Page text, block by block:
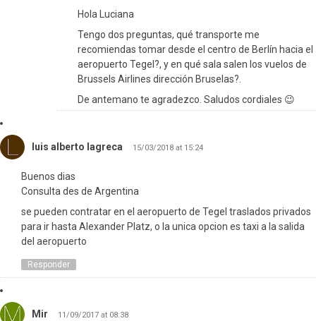
Hola Luciana
Tengo dos preguntas, qué transporte me
recomiendas tomar desde el centro de Berlín hacia el
aeropuerto Tegel?, y en qué sala salen los vuelos de
Brussels Airlines dirección Bruselas?.
De antemano te agradezco. Saludos cordiales 😉
luis alberto lagreca 15/03/2018 at 15:24
Buenos dias
Consulta des de Argentina
se pueden contratar en el aeropuerto de Tegel traslados privados
para ir hasta Alexander Platz, o la unica opcion es taxi a la salida
del aeropuerto
Responder
Mir 11/09/2017 at 08:38